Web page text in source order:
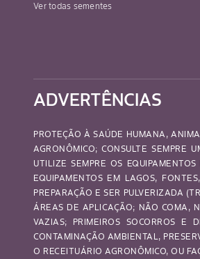
Ver todas sementes
ADVERTÊNCIAS
PROTEÇÃO À SAÚDE HUMANA,
AGRONÔMICO; CONSULTE SEMPRE
UTILIZE SEMPRE OS
EQUIPAMENTOS EM LAGOS,
PREPARAÇÃO E SER PULVERIZADA
ÁREAS DE APLICAÇÃO; NÃO COMA,
VAZIAS; PRIMEIROS SOCORROS E
CONTAMINAÇÃO AMBIENTAL,
O RECEITUÁRIO AGRONÔMICO, OU